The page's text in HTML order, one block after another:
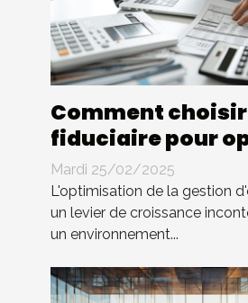
Comment
fiduciaire pour
la gestion
Mardi 25/02/2025
L'optimisation de la gestion
un levier de croissance
un environnement...